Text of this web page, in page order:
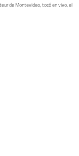
de Montevideo, tocó en vivo, el